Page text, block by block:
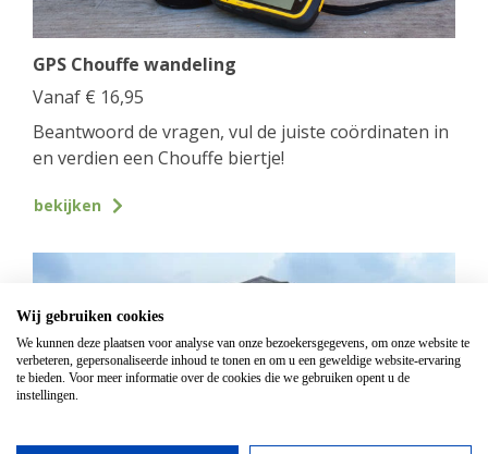
GPS Chouffe wandeling
Vanaf € 16,95
Beantwoord de vragen, vul de juiste coördinaten in
en verdien een Chouffe biertje!
bekijken
Wij gebruiken cookies
We kunnen deze plaatsen voor analyse van onze bezoekersgegevens, om onze website te
verbeteren, gepersonaliseerde inhoud te tonen en om u een geweldige website-ervaring
te bieden. Voor meer informatie over de cookies die we gebruiken opent u de
instellingen.